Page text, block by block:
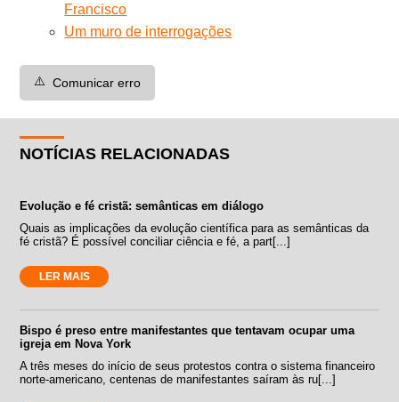
Francisco
Um muro de interrogações
⚠️ Comunicar erro
NOTÍCIAS RELACIONADAS
Evolução e fé cristã: semânticas em diálogo
Quais as implicações da evolução científica para as semânticas da
fé cristã? É possível conciliar ciência e fé, a part[...]
LER MAIS
Bispo é preso entre manifestantes que tentavam ocupar uma
igreja em Nova York
A três meses do início de seus protestos contra o sistema financeiro
norte-americano, centenas de manifestantes saíram às ru[...]